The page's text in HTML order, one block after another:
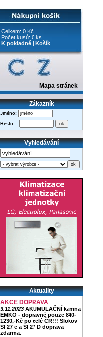
Celkem: 0 Kč
Počet kusů: 0 ks
K pokladně | Košík
Mapa stránek
Zákazník
Jméno:
Heslo:
Vyhledávání
Aktuality
AKCE DOPRAVA
3.11.2023 AKUMULAČNÍ kamna
EMKO - dopravné pouze 840-
1230,-Kč po celé ČR!!! Slokov
Sl 27 e a Sl 27 D doprava
zdarma.